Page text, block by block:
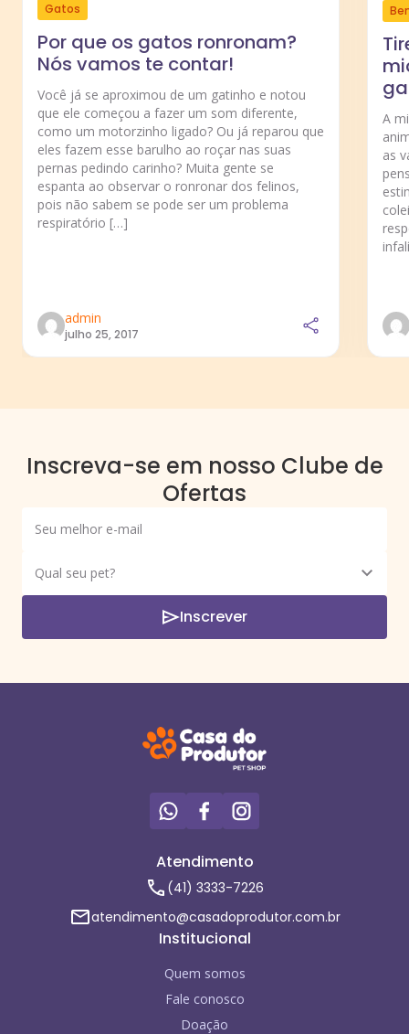
Gatos
Por que os gatos ronronam?
Nós vamos te contar!
Você já se aproximou de um gatinho e notou
que ele começou a fazer um som diferente,
como um motorzinho ligado? Ou já reparou que
eles fazem esse barulho ao roçar nas suas
pernas pedindo carinho? Muita gente se
espanta ao observar o ronronar dos felinos,
pois não sabem se pode ser um problema
respiratório […]
admin
julho 25, 2017
A
as
Inscreva-se em nosso Clube de
Ofertas
Inscrever
Atendimento
(41) 3333-7226
atendimento@casadoprodutor.com.br
Institucional
Quem somos
Fale conosco
Doação